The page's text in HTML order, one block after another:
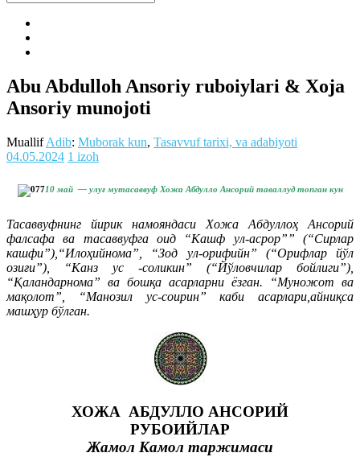
Abu Abdulloh Ansoriy ruboiylari & Xoja
Ansoriy munojoti
MuallifAdib: Muborak kun, Tasavvuf tarixi, va adabiyoti
04.05.2024 1 izoh
10 май — улуғ мутасаввуф Хожа Абдулло Ансорий таваллуд топган кун
Тасаввуфнинг йирик намояндаси Хожа Абдуллоҳ Ансорий
фалсафа ва тасаввуфга оид “Кашф ул-асрор”” (“Сирлар
кашфи”),“Илоҳийнома”, “Зод ул-орифийн” (“Орифлар йўл
озиғи”), “Канз ус -соликин” (“Йўловчилар бойлиги”),
“Қаландарнома” ва бошқа асарларни ёзган. “Муножот ва
мақолот”, “Манозил ус-соирин” каби асарлари,айниқса
машҳур бўлган.
ХОЖА АБДУЛЛО АНСОРИЙ
РУБОИЙЛАР
Жамол Камол таржимаси